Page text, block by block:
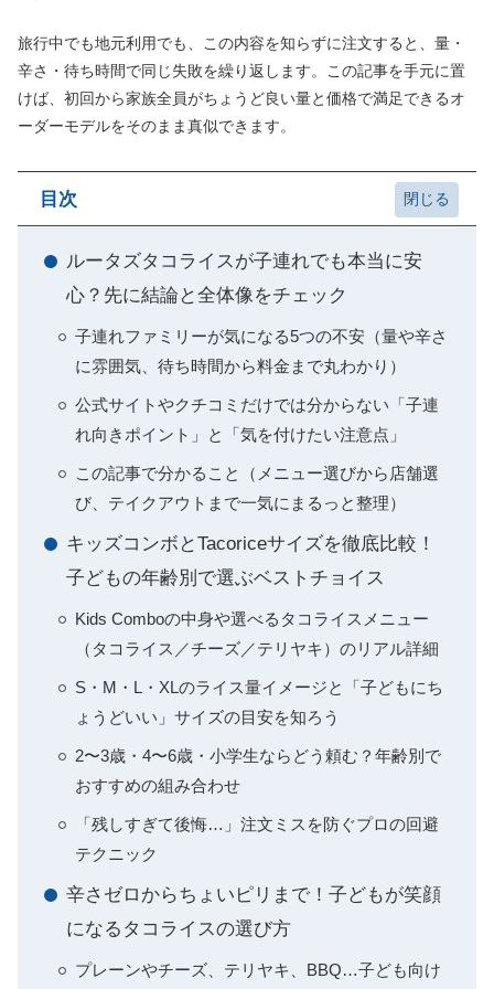
旅行中でも地元利用でも、この内容を知らずに注文すると、量・
辛さ・待ち時間で同じ失敗を繰り返します。この記事を手元に置
けば、初回から家族全員がちょうど良い量と価格で満足できるオ
ーダーモデルをそのまま真似できます。
目次
ルータズタコライスが子連れでも本当に安
心？先に結論と全体像をチェック
子連れファミリーが気になる5つの不安（量や辛さ
に雰囲気、待ち時間から料金まで丸わかり）
公式サイトやクチコミだけでは分からない「子連
れ向きポイント」と「気を付けたい注意点」
この記事で分かること（メニュー選びから店舗選
び、テイクアウトまで一気にまるっと整理）
キッズコンボとTacoriceサイズを徹底比較！
子どもの年齢別で選ぶベストチョイス
Kids Comboの中身や選べるタコライスメニュー
（タコライス／チーズ／テリヤキ）のリアル詳細
S・M・L・XLのライス量イメージと「子どもにち
ょうどいい」サイズの目安を知ろう
2〜3歳・4〜6歳・小学生ならどう頼む？年齢別で
おすすめの組み合わせ
「残しすぎて後悔…」注文ミスを防ぐプロの回避
テクニック
辛さゼロからちょいピリまで！子どもが笑顔
になるタコライスの選び方
プレーンやチーズ、テリヤキ、BBQ…子ども向け